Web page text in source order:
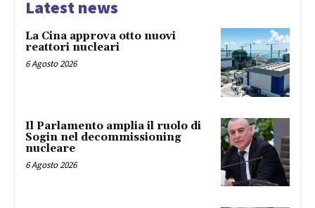
Latest news
La Cina approva otto nuovi
reattori nucleari
6 Agosto 2026
Il Parlamento amplia il ruolo di
Sogin nel decommissioning
nucleare
6 Agosto 2026